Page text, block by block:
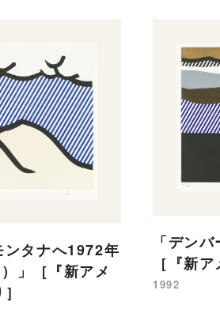
ンタナへ1972年
」［『新アメ
「デン
［『新
1992